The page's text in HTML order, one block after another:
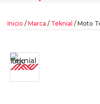
Inicio / Marca / Teknial / Moto